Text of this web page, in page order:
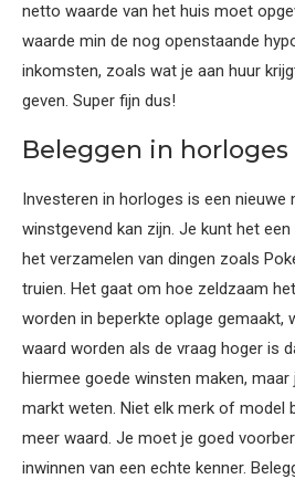
netto waarde van het huis moet
waarde min de nog openstaande
inkomsten, zoals wat je aan huur
geven. Super fijn dus!
Beleggen in horloges
Investeren in horloges is een nieuwe
winstgevend kan zijn. Je kunt het
het verzamelen van dingen zoals
truien. Het gaat om hoe zeldzaam
worden in beperkte oplage gemaakt,
waard worden als de vraag hoger is
hiermee goede winsten maken,
markt weten. Niet elk merk of model
meer waard. Je moet je goed
inwinnen van een echte kenner.